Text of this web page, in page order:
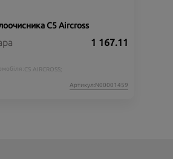
C5 Aircross
1 167.11
: C5 AIRCROSS;
Артикул:N00001459